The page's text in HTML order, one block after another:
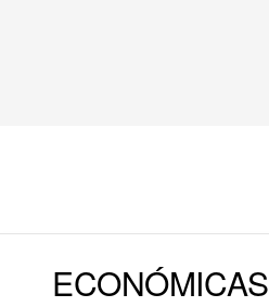
ECONÓMICAS